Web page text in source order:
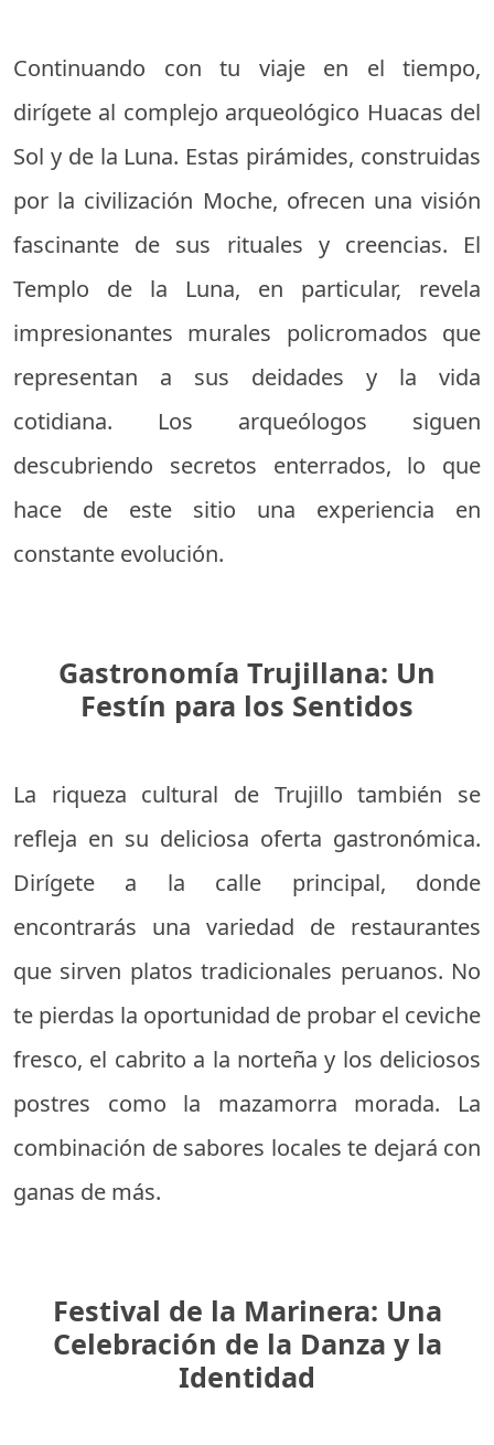
Continuando con tu viaje en el tiempo,
dirígete al complejo arqueológico Huacas del
Sol y de la Luna. Estas pirámides, construidas
por la civilización Moche, ofrecen una visión
fascinante de sus rituales y creencias. El
Templo de la Luna, en particular, revela
impresionantes murales policromados que
representan a sus deidades y la vida
cotidiana. Los arqueólogos siguen
descubriendo secretos enterrados, lo que
hace de este sitio una experiencia en
constante evolución.
Gastronomía Trujillana: Un
Festín para los Sentidos
La riqueza cultural de Trujillo también se
refleja en su deliciosa oferta gastronómica.
Dirígete a la calle principal, donde
encontrarás una variedad de restaurantes
que sirven platos tradicionales peruanos. No
te pierdas la oportunidad de probar el ceviche
fresco, el cabrito a la norteña y los deliciosos
postres como la mazamorra morada. La
combinación de sabores locales te dejará con
ganas de más.
Festival de la Marinera: Una
Celebración de la Danza y la
Identidad